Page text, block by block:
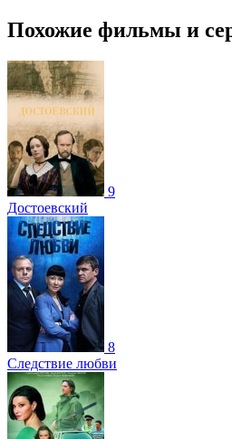
Похожие фильмы и
9
Достоевский
8
Следствие любви